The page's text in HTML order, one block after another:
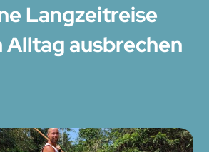
Langzeitreise
Alltag ausbrechen